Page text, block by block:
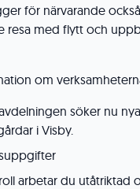
för närvarande
resa med flytt och
om
söker nu
i Visby.
arbetar du utåtriktad